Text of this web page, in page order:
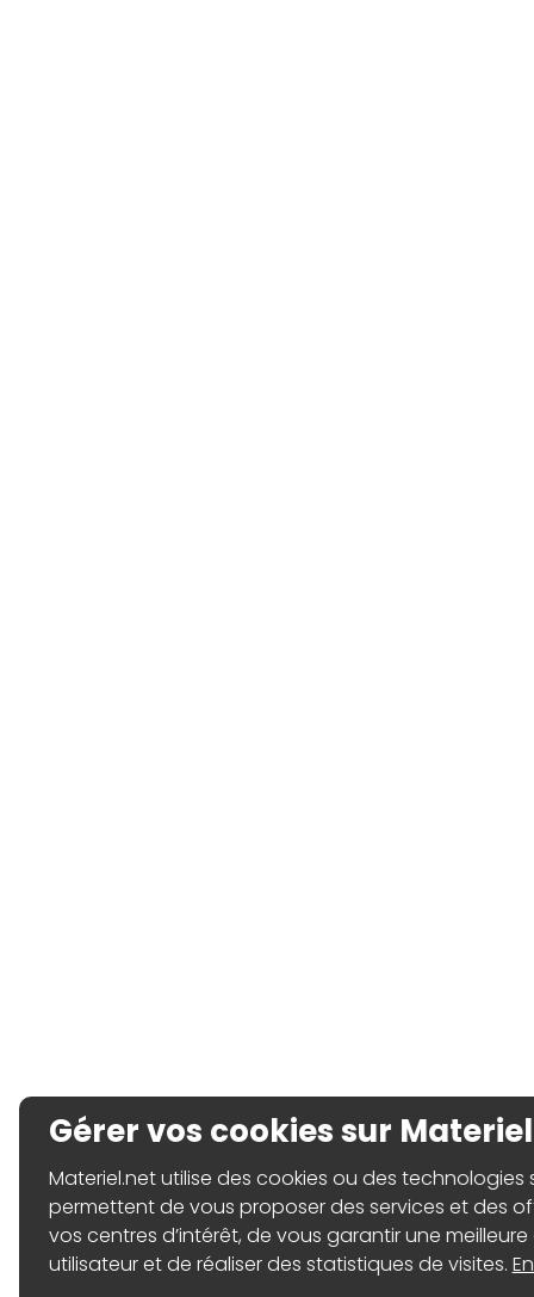
Gérer vos cookies sur
Materiel.net utilise des cookies ou des technologies
permettent de vous proposer des services et des
vos centres d’intérêt, de vous garantir une
utilisateur et de réaliser des statistiques de visites.